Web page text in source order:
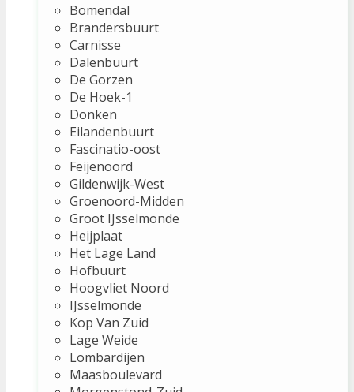
Bomendal
Brandersbuurt
Carnisse
Dalenbuurt
De Gorzen
De Hoek-1
Donken
Eilandenbuurt
Fascinatio-oost
Feijenoord
Gildenwijk-West
Groenoord-Midden
Groot IJsselmonde
Heijplaat
Het Lage Land
Hofbuurt
Hoogvliet Noord
IJsselmonde
Kop Van Zuid
Lage Weide
Lombardijen
Maasboulevard